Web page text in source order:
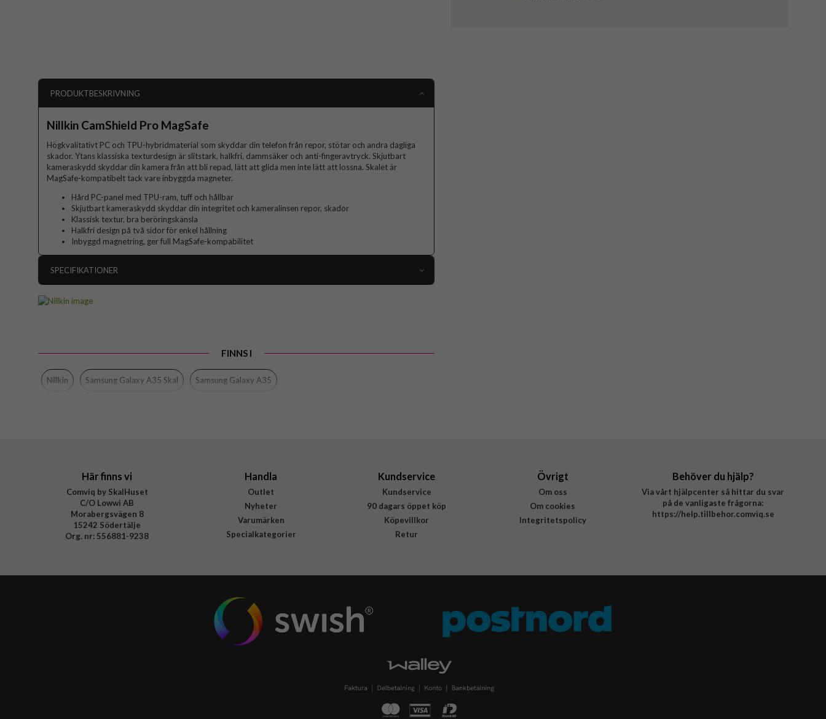
PRODUKTBESKRIVNING
Nillkin CamShield Pro MagSafe
Högkvalitativt PC och TPU-hybridmaterial som skyddar din telefon från repor, stötar och andra dagliga
skador. Ytans klassiska texturdesign är slitstark, halkfri, dammsäker och anti-fingeravtryck. Skjutbart
kameraskydd skyddar din kamera från att bli repad, lätt att glida men inte lätt att lossna. Skalet är
MagSafe-kompatibelt tack vare inbyggda magneter.
Hård PC-panel med TPU-ram, tuff och hållbar
Skjutbart kameraskydd skyddar din integritet och kameralinsen repor, skador
Klassisk textur, bra beröringskänsla
Halkfri design på två sidor för enkel hållning
Inbyggd magnetring, ger full MagSafe-kompabilitet
SPECIFIKATIONER
Egenskaper
Kameraskydd
Färg
FINNS I
Nillkin Samsung Galaxy A35 Skal Samsung Galaxy A35
Här finns vi
Comviq by SkalHuset
C/O Lowwi AB
Morabergsvägen 8
15242 Södertälje
Org. nr: 556881-9238
Handla
Outlet
Nyheter
Varumärken
Specialkategorier
Kundservice
Kundservice
90 dagars öppet köp
Köpevillkor
Retur
Övrigt
Om oss
Om cookies
Integritetspolicy
Behöver du hjälp?
Via vårt hjälpcenter så hittar du svar
på de vanligaste frågorna:
https://help.tillbehor.comviq.se